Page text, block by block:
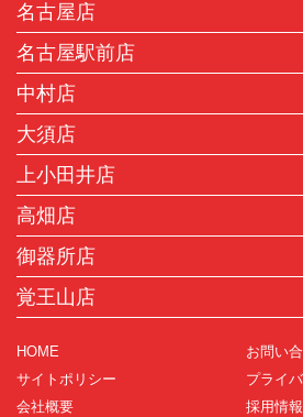
名古屋店
名古屋駅前店
中村店
大須店
上小田井店
高畑店
御器所店
覚王山店
HOME
お問い
サイトポリシー
プライ
会社概要
採用情報